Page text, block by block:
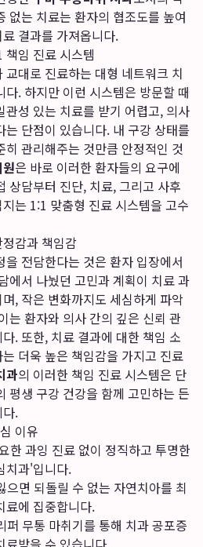
없는 치료는 환자의 협조도를 높여
결과를 가져옵니다.
책임 진료 시스템
대로 진료하는 대형 네트워크 치
. 하지만 이런 시스템은 방문할 때
관성 있는 치료를 받기 어렵고, 의사
단점이 있습니다. 내 구강 상태를
관리해주는 것만큼 안정적인 것
은 바로 이러한 환자들의 요구에
상담부터 진단, 치료, 그리고 사후
는 1:1 맞춤형 진료 시스템을 고수
감과 책임감
전담한다는 것은 환자 입장에서
에서 나눴던 고민과 계획이 치료 과
, 작은 변화까지도 세심하게 파악
는 환자와 의사 간의 깊은 신뢰 관
. 또한, 치료 결과에 대한 책임 소
더욱 높은 책임감을 가지고 진료
과의 이러한 책임 진료 시스템은 단
평생 구강 건강을 함께 고민하는 든
.
이유
한 과잉 진료 없이 정직하고 투명한
치과'입니다.
으면 되돌릴 수 없는 자연치아를 최
료에 집중합니다.
퍼 무통 마취기를 통해 치과 공포증